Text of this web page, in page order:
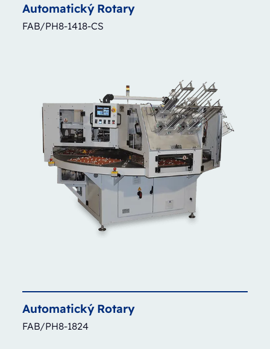
Automatický Rotary
FAB/PH8-1418-CS
Automatický Rotary
FAB/PH8-1824